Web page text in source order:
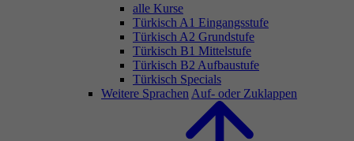
alle Kurse
Türkisch A1 Eingangsstufe
Türkisch A2 Grundstufe
Türkisch B1 Mittelstufe
Türkisch B2 Aufbaustufe
Türkisch Specials
Weitere Sprachen Auf- oder Zuklappen